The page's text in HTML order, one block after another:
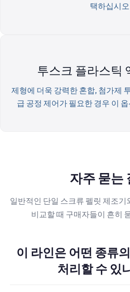
택하십시
투스크 플라스틱
제형에 더욱 강력한 혼합, 첨가제
급 공정 제어가 필요한 경우 이
자주 묻는
일반적인 단일 스크류 펠릿 제조기
비교할 때 구매자들이 흔히
이 라인은 어떤 종류
처리할 수 있